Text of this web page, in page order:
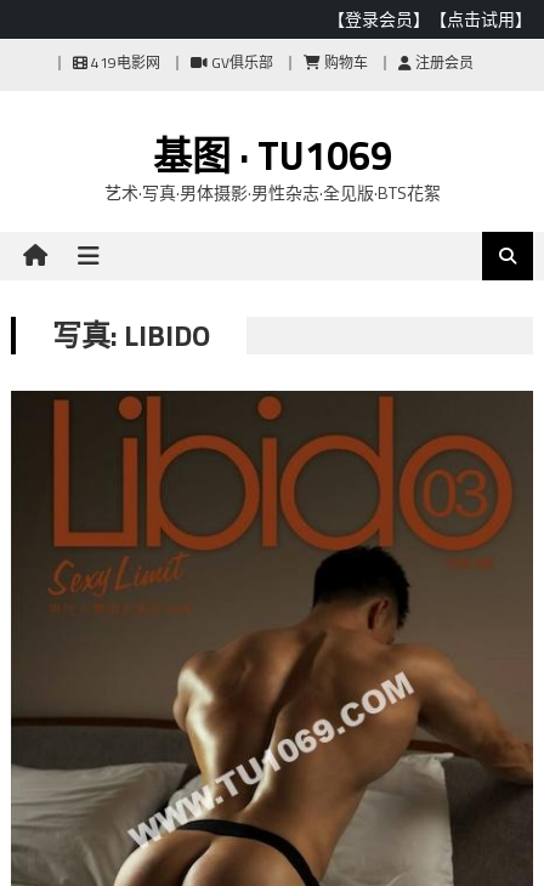
【登录会员】 【点击试用】
419电影网 GV俱乐部 购物车 注册会员
基图 · TU1069
艺术·写真·男体摄影·男性杂志·全见版·BTS花絮
写真: LIBIDO